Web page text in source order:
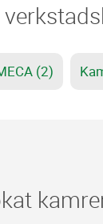
(2)